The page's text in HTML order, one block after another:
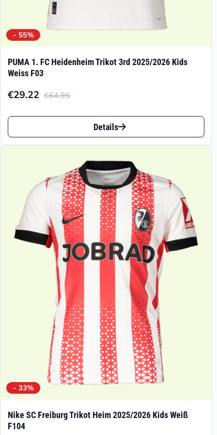
- 55%
PUMA 1. FC Heidenheim Trikot 3rd 2025/2026 Kids
Weiss F03
€64.95
Ursprünglicher
Preis
€64.95
€29.22
Aktueller
Preis
€29.22.
Dieses
Produkt
Varianten
Die
Optionen
Produktseite
Details
- 33%
Nike SC Freiburg Trikot Heim 2025/2026 Kids Weiß
F104